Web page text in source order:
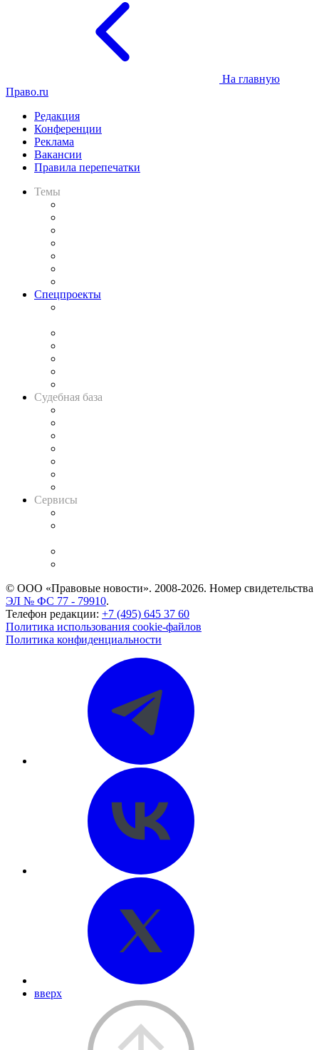
На главную
Право.ru
Редакция
Конференции
Реклама
Вакансии
Правила перепечатки
Темы
Спецпроекты
Судебная база
Сервисы
© ООО «Правовые новости». 2008-2026. Номер свидетельства
ЭЛ № ФС 77 - 79910.
Телефон редакции: +7 (495) 645 37 60
Политика использования cookie-файлов
Политика конфиденциальности
вверх